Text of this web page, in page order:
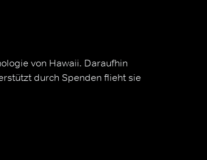
von Hawaii. Daraufhin
durch Spenden flieht sie